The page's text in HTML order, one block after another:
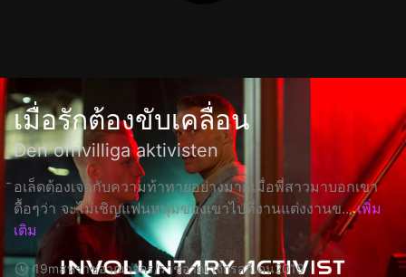
เมื่อรักต้องขับเคลื่อน
Den ofrivilliga aktivisten
อเล็ดต้องเจอกับความท้าทายอย่างมากเมื่อพี่สาวมาบอกเขา
ดื้อๆว่า จะไม่เชิญแฟนหนุ่มของเขาไปที่งานแต่งงานข... เพิ่ม
เติม
19mสหราชอาณาจักร/ราชอาณาจักรสวีเดน2019